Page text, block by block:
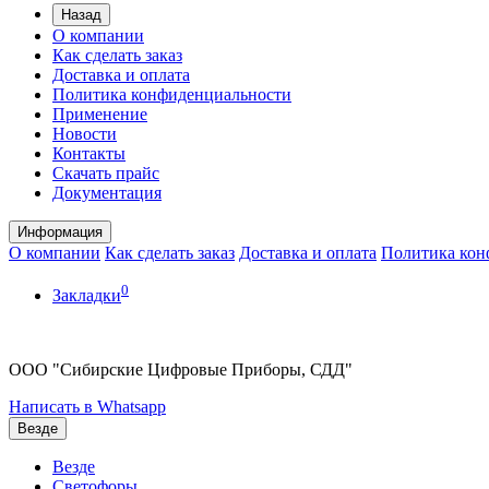
Назад
О компании
Как сделать заказ
Доставка и оплата
Политика конфиденциальности
Применение
Новости
Контакты
Скачать прайс
Документация
Информация
О компании Как сделать заказ Доставка и оплата Политика
Закладки0
ООО "Сибирские Цифровые Приборы, СДД"
Написать в Whatsapp
Везде
Везде